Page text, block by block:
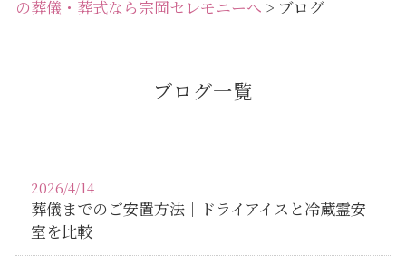
の葬儀・葬式なら宗岡セレモニーへ > ブログ
ブログ一覧
2026/4/14
葬儀までのご安置方法｜ドライアイスと冷蔵霊安
室を比較